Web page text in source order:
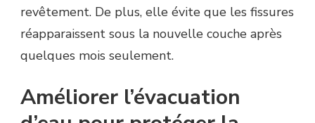
revêtement. De plus, elle évite que les fissures
réapparaissent sous la nouvelle couche après
quelques mois seulement.
Améliorer l’évacuation